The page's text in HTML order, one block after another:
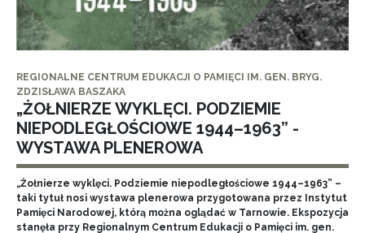
REGIONALNE CENTRUM EDUKACJI O PAMIĘCI IM. GEN. BRYG.
ZDZISŁAWA BASZAKA
„ŻOŁNIERZE WYKLĘCI. PODZIEMIE
NIEPODLEGŁOŚCIOWE 1944–1963” -
WYSTAWA PLENEROWA
„Żołnierze wyklęci. Podziemie niepodległościowe 1944–1963” –
taki tytuł nosi wystawa plenerowa przygotowana przez Instytut
Pamięci Narodowej, którą można oglądać w Tarnowie. Ekspozycja
stanęła przy Regionalnym Centrum Edukacji o Pamięci im. gen.